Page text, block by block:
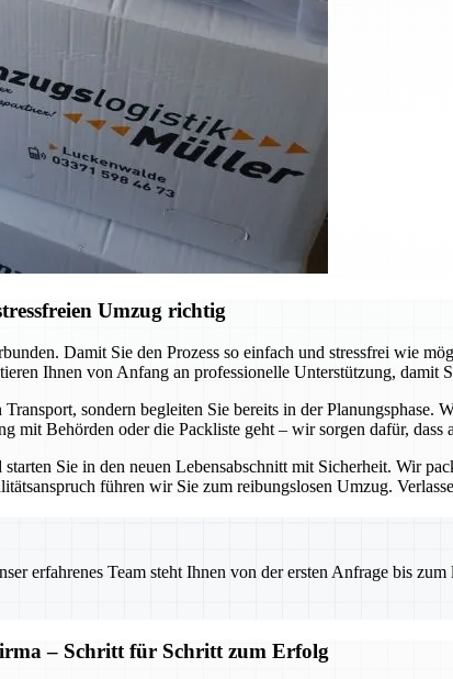
Umzug richtig
Damit Sie den Prozess so einfach und stressfrei wie
Ihnen von Anfang an professionelle Unterstützung, damit
sondern begleiten Sie bereits in der
Behörden oder die Packliste geht – wir sorgen dafür, dass
Sie in den neuen Lebensabschnitt mit Sicherheit. Wir
führen wir Sie zum reibungslosen Umzug.
erfahrenes Team steht Ihnen von der ersten Anfrage bis
– Schritt für Schritt zum Erfolg